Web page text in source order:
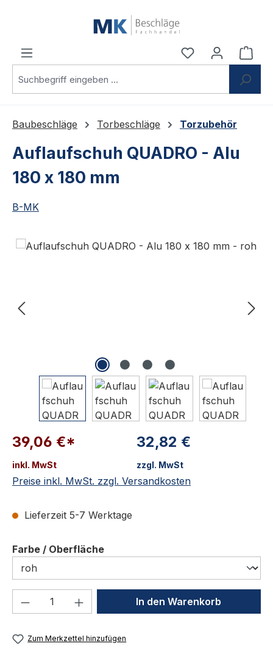
Du hast 0
Baubeschläge Torbeschläge Torzubehör
Auflaufschuh QUADRO - Alu
180 x 180 mm
B-MK
39,06 €*
inkl. MwSt
32,82 €
zzgl. MwSt
Preise inkl. MwSt. zzgl. Versandkosten
Lieferzeit 5-7 Werktage
Farbe / Oberflächeauswählen
Produkt Anzahl: Gib denIn den Warenkorb
Zum Merkzettel hinzufügen